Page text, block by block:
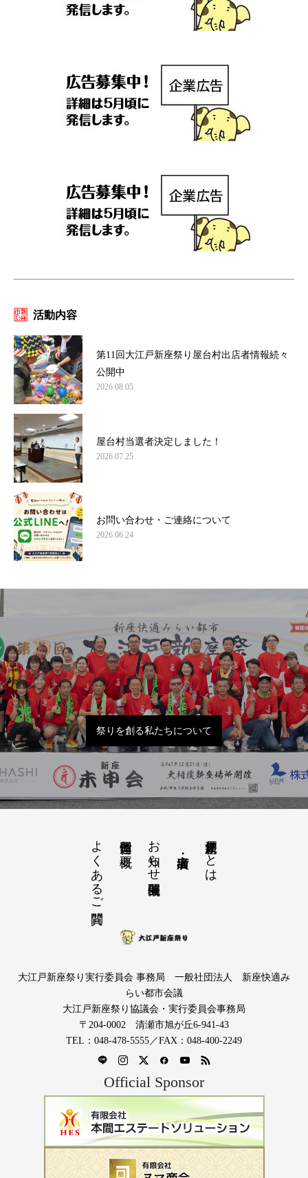
活動内容
第11回大江戸新座祭り屋台村出店者情報続々
公開中
2026.08.05
屋台村当選者決定しました！
2026.07.25
お問い合わせ・ご連絡について
2026.06.24
祭りを創る私たちについて
大江戸新座祭りとは
お知らせ開催概要
運営団体と概要
よくあるご質問
大江戸新座祭り実行委員会 事務局 一般社団法人 新座快適み
らい都市会議
大江戸新座祭り協議会・実行委員会事務局
〒204-0002 清瀬市旭が丘6-941-43
TEL：048-478-5555／FAX：048-400-2249
Official Sponsor